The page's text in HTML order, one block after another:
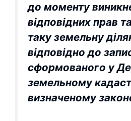
до моменту
відповідних прав
таку земельну
відповідно до
сформованого у
земельному
визначеному